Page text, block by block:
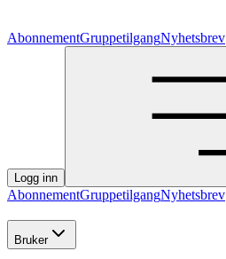
AbonnementGruppetilgangNyhetsbrev
Logg inn
AbonnementGruppetilgangNyhetsbrev
Bruker